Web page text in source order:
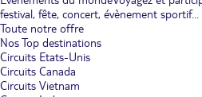
festival, fête, concert, évènement sportif...
Toute notre offre
Nos Top destinations
Circuits Etats-Unis
Circuits Canada
Circuits Vietnam